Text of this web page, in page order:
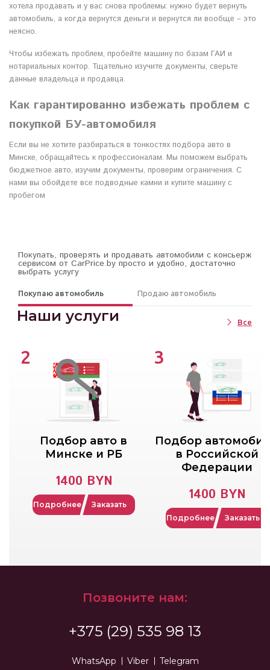
хотела продавать и у вас снова проблемы: нужно будет вернуть
автомобиль, а когда вернутся деньги и вернутся ли вообще – это
неясно.
Чтобы избежать проблем, пробейте машину по базам ГАИ и
нотариальных контор. Тщательно изучите документы, сверьте
данные владельца и продавца.
Как гарантированно избежать проблем с
покупкой БУ-автомобиля
Если вы не хотите разбираться в тонкостях подбора авто в
Минске, обращайтесь к профессионалам. Мы поможем выбрать
бюджетное авто, изучим документы, проверим ограничения. С
нами вы обойдете все подводные камни и купите машину с
пробегом
Покупать, проверять и продавать автомобили с консьерж
сервисом от CarPrice.by просто и удобно, достаточно
выбрать услугу
Покупаю автомобиль Продаю автомобиль
Наши услуги Все
2
Подбор авто в
Минске и РБ
1400 BYN
Подробнее Заказать
3
Подбор
в Российской
Федерации
1400 BYN
Подробнее Заказать
Позвоните нам:
+375 (29) 535 98 13
WhatsApp Viber Telegram